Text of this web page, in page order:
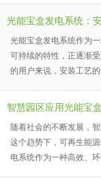
光能宝盒发电系统：
光能宝盒发电系统作为
可持续的特性，正逐渐
的用户来说，安装工艺
智慧园区应用光能宝
随着社会的不断发展，
这个趋势下，可再生能
电系统作为一种高效、